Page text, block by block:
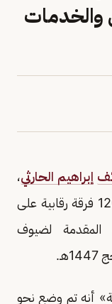
والخدمات
إبراهيم الحارثي،
إن أكثر من 1276 جولة رقابية نفذتها 120 فرقة رقابية على
المقدمة لضيوف
أنه تم وضع نحو